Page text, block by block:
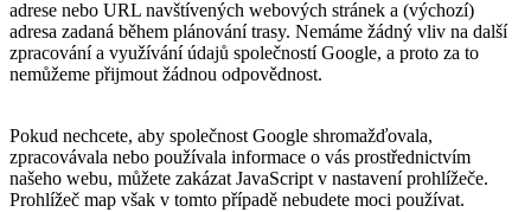
adrese nebo URL navštívených webových stránek a (výchozí)
adresa zadaná během plánování trasy. Nemáme žádný vliv na další
zpracování a využívání údajů společností Google, a proto za to
nemůžeme přijmout žádnou odpovědnost.
Pokud nechcete, aby společnost Google shromažďovala,
zpracovávala nebo používala informace o vás prostřednictvím
našeho webu, můžete zakázat JavaScript v nastavení prohlížeče.
Prohlížeč map však v tomto případě nebudete moci používat.